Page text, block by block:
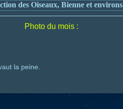
des Oiseaux, Bienne et environs
Photo du mois :
la peine.